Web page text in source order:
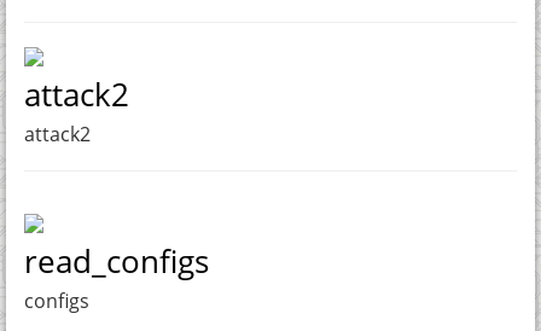
attack2
attack2
read_configs
configs